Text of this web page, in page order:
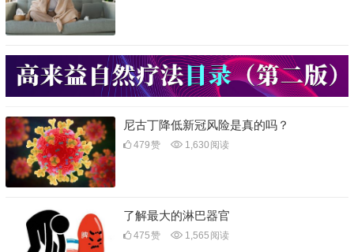
尼古丁降低新冠风险是真的吗？
479赞 1,630 阅读
了解最大的淋巴器官
475赞 1,565 阅读